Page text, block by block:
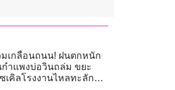
เกลื่อนถนน! ฝนตกหนัก
ำแพงบ่อวินถล่ม ขยะ
เคิลโรงงานไหลทะลัก